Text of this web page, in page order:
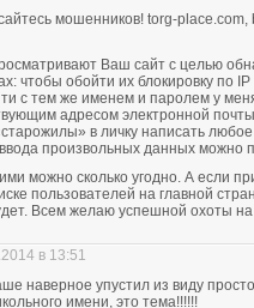
мошенников! torg-place.com,
Ваш сайт с целью
чтобы обойти их блокировку по
с тем же именем и паролем у
адресом электронной
в личку написать
произвольных данных можно
можно сколько угодно. А если
пользователей на главной
Всем желаю успешной охоты
в 13:51
наверное упустил из виду
имени, это тема!!!!!!